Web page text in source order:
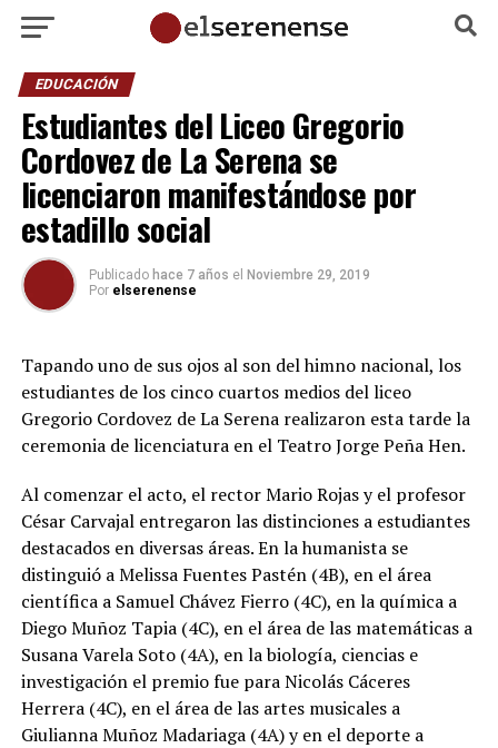
EDUCACIÓN
Estudiantes del Liceo Gregorio
Cordovez de La Serena se
licenciaron manifestándose por
estadillo social
Publicado hace 7 años el Noviembre 29, 2019
Por elserenense
Tapando uno de sus ojos al son del himno nacional, los
estudiantes de los cinco cuartos medios del liceo
Gregorio Cordovez de La Serena realizaron esta tarde la
ceremonia de licenciatura en el Teatro Jorge Peña Hen.
Al comenzar el acto, el rector Mario Rojas y el profesor
César Carvajal entregaron las distinciones a estudiantes
destacados en diversas áreas. En la humanista se
distinguió a Melissa Fuentes Pastén (4B), en el área
científica a Samuel Chávez Fierro (4C), en la química a
Diego Muñoz Tapia (4C), en el área de las matemáticas a
Susana Varela Soto (4A), en la biología, ciencias e
investigación el premio fue para Nicolás Cáceres
Herrera (4C), en el área de las artes musicales a
Giulianna Muñoz Madariaga (4A) y en el deporte a